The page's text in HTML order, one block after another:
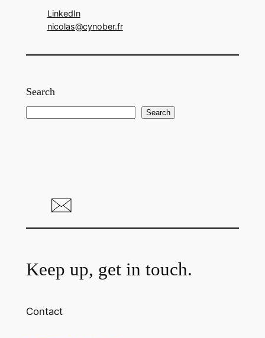
LinkedIn
nicolas@cynober.fr
Search
Search
Keep up, get in touch.
Contact